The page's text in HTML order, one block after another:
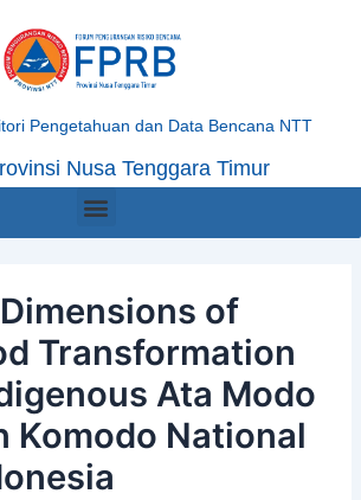
Pengetahuan dan Data Bencana NTT
Nusa Tenggara Timur
Menu
of
Transformation
Ata Modo
Komodo National